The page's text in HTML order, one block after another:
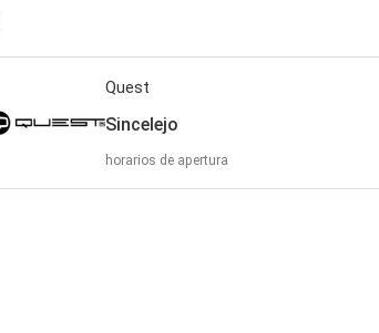
Quest
Sincelejo
horarios de apertura